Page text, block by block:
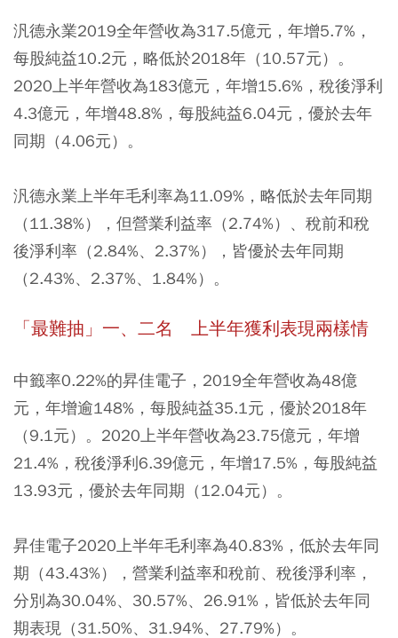
汎德永業2019全年營收為317.5億元，年增5.7%，
每股純益10.2元，略低於2018年（10.57元）。
2020上半年營收為183億元，年增15.6%，稅後淨利
4.3億元，年增48.8%，每股純益6.04元，優於去年
同期（4.06元）。
汎德永業上半年毛利率為11.09%，略低於去年同期
（11.38%），但營業利益率（2.74%）、稅前和稅
後淨利率（2.84%、2.37%），皆優於去年同期
（2.43%、2.37%、1.84%）。
「最難抽」一、二名 上半年獲利表現兩樣情
中籤率0.22%的昇佳電子，2019全年營收為48億
元，年增逾148%，每股純益35.1元，優於2018年
（9.1元）。2020上半年營收為23.75億元，年增
21.4%，稅後淨利6.39億元，年增17.5%，每股純益
13.93元，優於去年同期（12.04元）。
昇佳電子2020上半年毛利率為40.83%，低於去年同
期（43.43%），營業利益率和稅前、稅後淨利率，
分別為30.04%、30.57%、26.91%，皆低於去年同
期表現（31.50%、31.94%、27.79%）。